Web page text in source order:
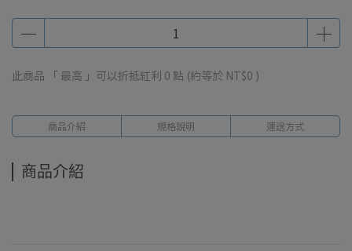
此商品 「 最高 」可以折抵紅利 0 點 (約等於 NT$0 )
商品介紹 規格說明 運送方式
商品介紹